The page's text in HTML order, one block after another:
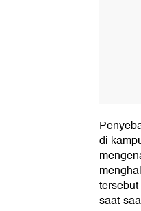
di
saat-